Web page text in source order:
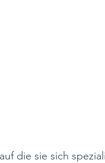
die sie sich